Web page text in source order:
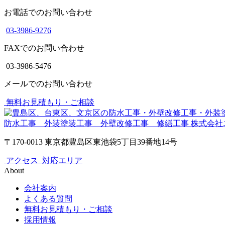
お電話でのお問い合わせ
03-3986-9276
FAXでのお問い合わせ
03-3986-5476
メールでのお問い合わせ
無料お見積もり・ご相談
防水工事 外装塗装工事 外壁改修工事 修繕工事 株式会社
〒170-0013 東京都豊島区東池袋5丁目39番地14号
アクセス 対応エリア
About
会社案内
よくある質問
無料お見積もり・ご相談
採用情報